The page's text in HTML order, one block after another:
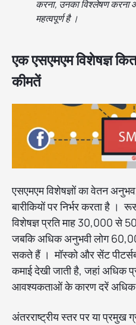
करना, उनका विश्लेषण करना
महत्वपूर्ण है ।
एक एसएमएम विशेषज्ञ
कीमतें
एसएमएम विशेषज्ञों का वेतन
बारीकियों पर निर्भर करता है
विशेषज्ञ प्रति माह 30,000 से
जबकि अधिक अनुभवी लोग
सकते हैं । मॉस्को और सेंट
कमाई देखी जाती है, जहां अधिक
आवश्यकताओं के कारण दरें अधिक
अंतरराष्ट्रीय स्तर पर या प्रमुख